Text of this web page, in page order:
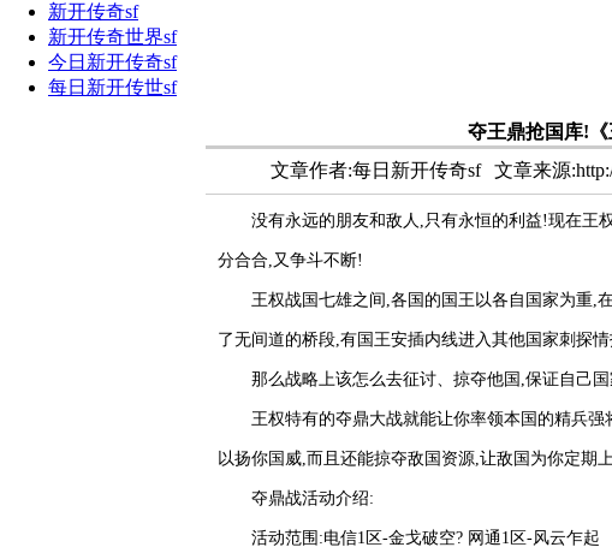
新开传奇sf
新开传奇世界sf
今日新开传奇sf
每日新开传世sf
夺王鼎抢国库!
文章作者:每日新开传奇sf
文章来源
没有永远的朋友和敌人,只有永恒的利益!现在王
分合合,又争斗不断!
王权战国七雄之间,各国的国王以各自国家为重,
了无间道的桥段,有国王安插内线进入其他国家刺探情
那么战略上该怎么去征讨、掠夺他国,保证自己
王权特有的夺鼎大战就能让你率领本国的精兵
以扬你国威,而且还能掠夺敌国资源,让敌国为你定期
夺鼎战活动介绍:
活动范围:电信1区-金戈破空? 网通1区-风云乍起